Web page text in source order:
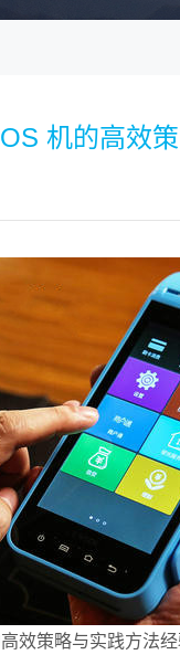
机的高效
效策略与实践方法